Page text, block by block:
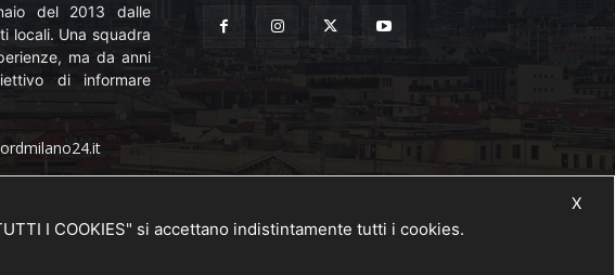
del 2013 dalle
locali. Una squadra
ma da anni
di informare
X
I COOKIES" si accettano indistintamente tutti i cookies.